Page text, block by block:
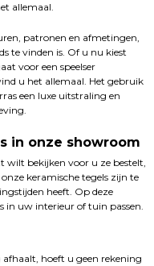
allemaal.
patronen en afmetingen,
te vinden is. Of u nu kiest
voor een speelser
u het allemaal. Het gebruik
een luxe uitstraling en
in onze showroom
wilt bekijken voor u ze bestelt,
keramische tegels zijn te
heeft. Op deze
in uw interieur of tuin passen.
afhaalt, hoeft u geen rekening